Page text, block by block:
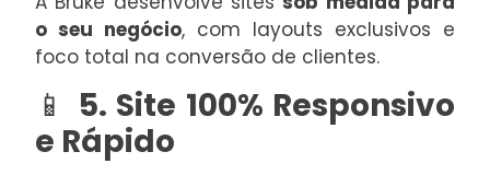
o seu negócio, com layouts exclusivos e
foco total na conversão de clientes.
📱 5. Site 100% Responsivo
e Rápido